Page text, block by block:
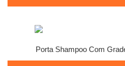
Porta Shampoo Com